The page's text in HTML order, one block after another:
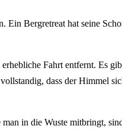
Bergretreat hat seine
Fahrt entfernt.
dass der Himmel
in die Wuste mitbringt,